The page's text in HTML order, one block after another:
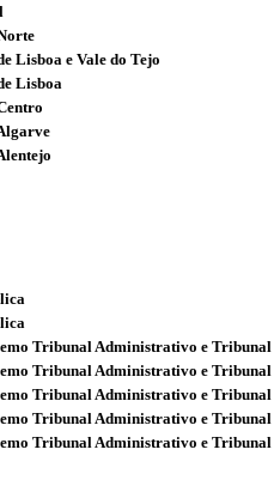
Lisboa e Vale do Tejo
Lisboa
Tribunal Administrativo e
Tribunal Administrativo e
Tribunal Administrativo e
Tribunal Administrativo e
Tribunal Administrativo e